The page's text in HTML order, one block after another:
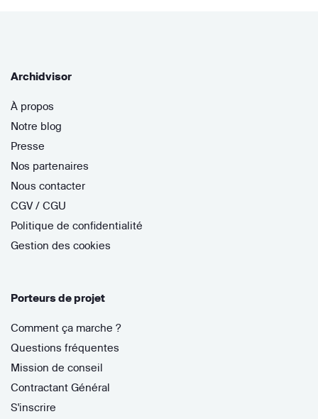
Archidvisor
À propos
Notre blog
Presse
Nos partenaires
Nous contacter
CGV / CGU
Politique de confidentialité
Gestion des cookies
Porteurs de projet
Comment ça marche ?
Questions fréquentes
Mission de conseil
Contractant Général
S'inscrire